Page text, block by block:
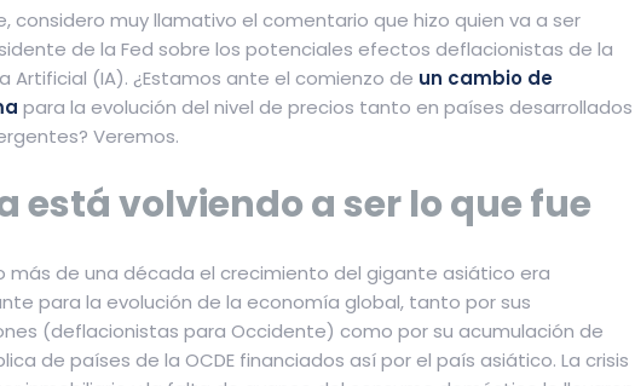
considero muy llamativo el comentario que hizo quien va a ser
de la Fed sobre los potenciales efectos deflacionistas de la
Artificial (IA). ¿Estamos ante el comienzo de un cambio de
para la evolución del nivel de precios tanto en países desarrollados
Veremos.
está volviendo a ser lo que fue
más de una década el crecimiento del gigante asiático era
para la evolución de la economía global, tanto por sus
(deflacionistas para Occidente) como por su acumulación de
de países de la OCDE financiados así por el país asiático. La crisis